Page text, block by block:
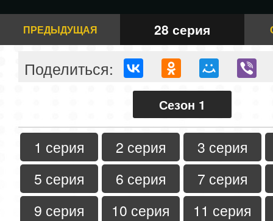
ПРЕДЫДУЩАЯ 28 серия
Поделиться:
Сезон 1
1 серия 2 серия
3 серия
5 серия
6 серия
7 серия
9 серия
10 серия
11 серия